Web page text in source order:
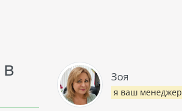
Зоя
я ваш менеджер